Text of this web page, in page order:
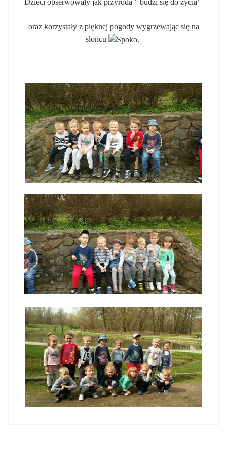
Dzieci obserwowały jak przyroda ” budzi się do życia”
oraz korzystały z pięknej pogody wygrzewając się na
słońcu
.